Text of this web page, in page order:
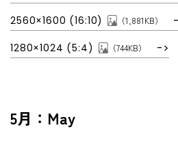
2560×1600 (16:10) （1,881KB）
1280×1024 (5:4) （744KB）
5月：May